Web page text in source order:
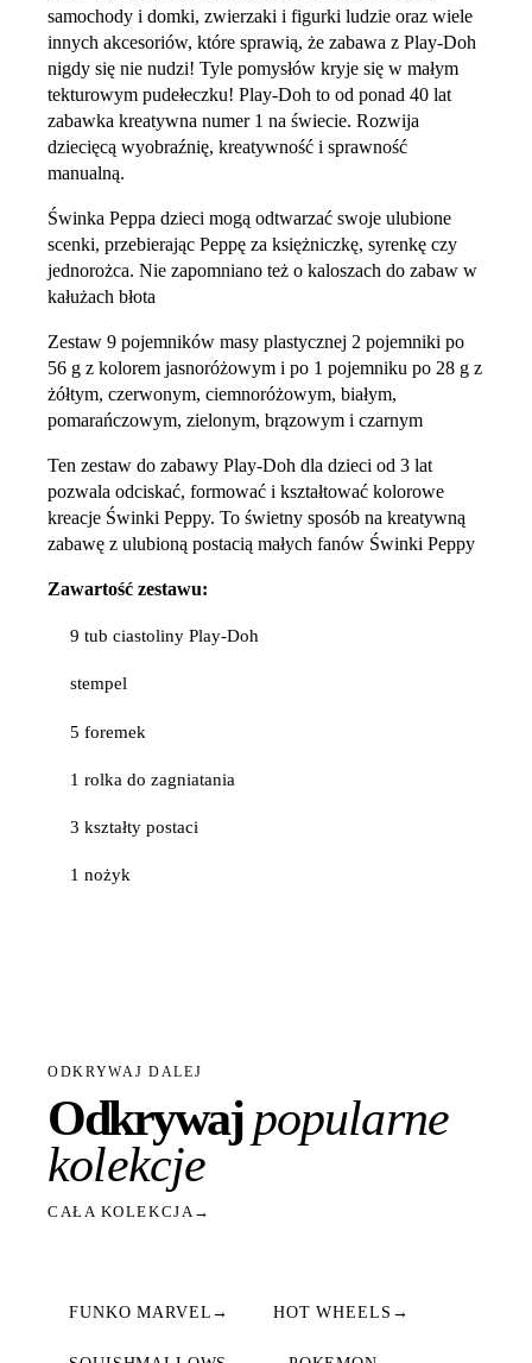
samochody i domki, zwierzaki i figurki ludzie oraz wiele
innych akcesoriów, które sprawią, że zabawa z Play-Doh
nigdy się nie nudzi! Tyle pomysłów kryje się w małym
tekturowym pudełeczku! Play-Doh to od ponad 40 lat
zabawka kreatywna numer 1 na świecie. Rozwija
dziecięcą wyobraźnię, kreatywność i sprawność
manualną.
Świnka Peppa dzieci mogą odtwarzać swoje ulubione
scenki, przebierając Peppę za księżniczkę, syrenkę czy
jednorożca. Nie zapomniano też o kaloszach do zabaw w
kałużach błota
Zestaw 9 pojemników masy plastycznej 2 pojemniki po
56 g z kolorem jasnoróżowym i po 1 pojemniku po 28 g z
żółtym, czerwonym, ciemnoróżowym, białym,
pomarańczowym, zielonym, brązowym i czarnym
Ten zestaw do zabawy Play-Doh dla dzieci od 3 lat
pozwala odciskać, formować i kształtować kolorowe
kreacje Świnki Peppy. To świetny sposób na kreatywną
zabawę z ulubioną postacią małych fanów Świnki Peppy
Zawartość zestawu:
9 tub ciastoliny Play-Doh
stempel
5 foremek
1 rolka do zagniatania
3 kształty postaci
1 nożyk
ODKRYWAJ DALEJ
Odkrywajpopularne
kolekcje
CAŁA KOLEKCJA→
FUNKO MARVEL → HOT WHEELS →